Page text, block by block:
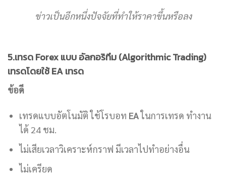
ข่าวเป็นอีกหนึ่งปัจจัยที่ทำให้ราคาขึ้นหรือลง
5.เทรด Forex แบบ อัลกอริทึม (Algorithmic Trading)
เทรดโดยใช้ EA เทรด
ข้อดี
เทรดแบบอัตโนมัติ ใช้โรบอท EAในการเทรด ทำงาน
ได้ 24 ชม.
ไม่เสียเวลาวิเคราะห์กราฟ มีเวลาไปทำอย่างอื่น
ไม่เครียด